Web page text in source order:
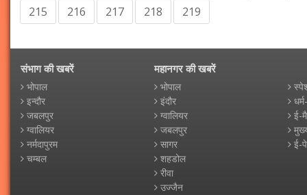
215
216 217 218 219
संभाग की खबरें
भोपाल
इन्दौर
जबलपुर
ग्वालियर
नर्मदापुरम
चम्बल
महानगर की खबरें
भोपाल
इंदौर
ग्वालियर
जबलपुर
सागर
शहडोल
रीवा
उज्जैन
ई-
ई-